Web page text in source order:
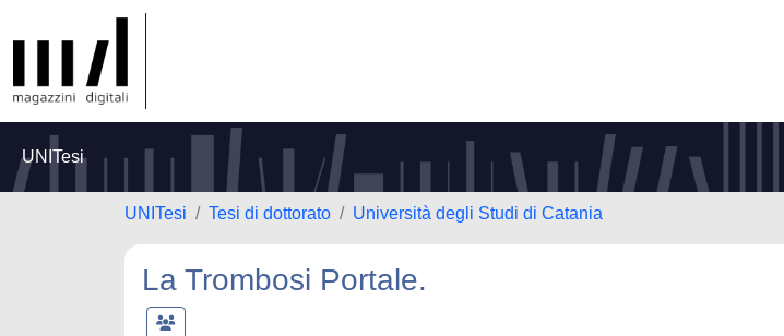
UNITesi
UNITesi Tesi di dottorato Università degli Studi di Catania
La Trombosi Portale.